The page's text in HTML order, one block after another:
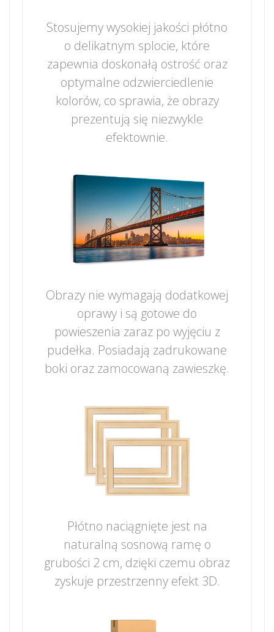
Stosujemy wysokiej jakości płótno
o delikatnym splocie, które
zapewnia doskonałą ostrość oraz
optymalne odzwierciedlenie
kolorów, co sprawia, że obrazy
prezentują się niezwykle
efektownie.
Obrazy nie wymagają dodatkowej
oprawy i są gotowe do
powieszenia zaraz po wyjęciu z
pudełka. Posiadają zadrukowane
boki oraz zamocowaną zawieszkę.
Płótno naciągnięte jest na
naturalną sosnową ramę o
grubości 2 cm, dzięki czemu obraz
zyskuje przestrzenny efekt 3D.